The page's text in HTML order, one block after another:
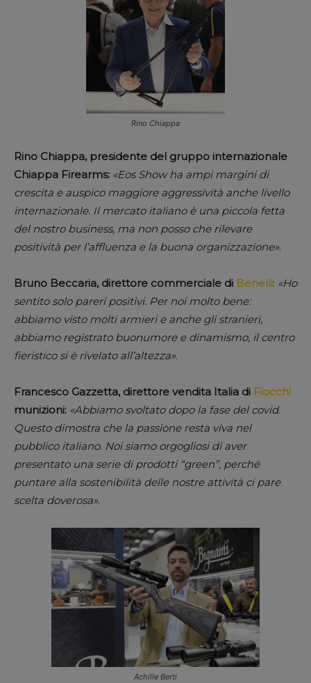
Rino Chiappa
Rino Chiappa, presidente del gruppo internazionale
Chiappa Firearms: «Eos Show ha ampi margini di
crescita e auspico maggiore aggressività anche livello
internazionale. Il mercato italiano è una piccola fetta
del nostro business, ma non posso che rilevare
positività per l’affluenza e la buona organizzazione».
Bruno Beccaria, direttore commerciale di Benelli: «Ho
sentito solo pareri positivi. Per noi molto bene:
abbiamo visto molti armieri e anche gli stranieri,
abbiamo registrato buonumore e dinamismo, il centro
fieristico si è rivelato all’altezza».
Francesco Gazzetta, direttore vendita Italia di Fiocchi
munizioni: «Abbiamo svoltato dopo la fase del covid.
Questo dimostra che la passione resta viva nel
pubblico italiano. Noi siamo orgogliosi di aver
presentato una serie di prodotti “green”, perché
puntare alla sostenibilità delle nostre attività ci pare
scelta doverosa».
Achille Berti